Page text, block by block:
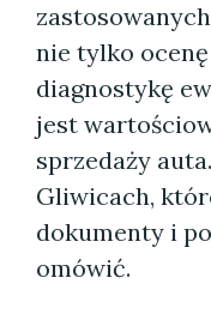
nie tylko
diagnostykę
jest
sprzedaży
Gliwicach,
dokumenty i
omówić.